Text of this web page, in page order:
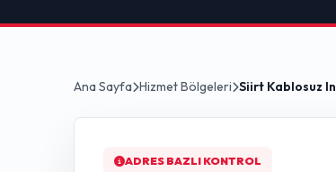
Ana Sayfa Hizmet Bölgeleri Siirt Kablosuz
ADRES BAZLI KONTROL